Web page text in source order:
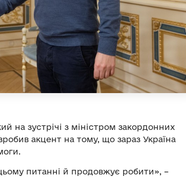
на зустрічі з міністром закордонних
акцент на тому, що зараз Україна
питанні й продовжує робити», –